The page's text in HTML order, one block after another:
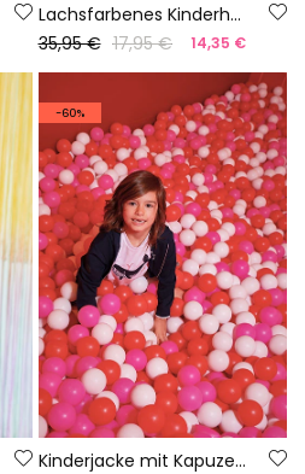
Lachsfarbenes Kinderhemd
35,95 € 17,95 € 14,35 €
-60%
Kinderjacke mit Kapuze in Marineblau